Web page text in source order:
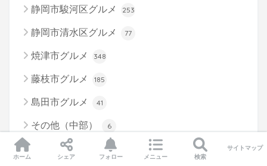
静岡市駿河区グルメ 253
静岡市清水区グルメ 77
焼津市グルメ 348
藤枝市グルメ 185
島田市グルメ 41
その他（中部） 6
静岡県東部グルメ 65
ホーム シェア フォロー メニュー 検索
サイトマップ